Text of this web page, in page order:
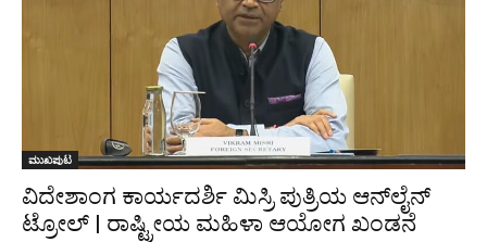
ಮುಖಪುಟ
ವಿದೇಶಾಂಗ ಕಾರ್ಯದರ್ಶಿ ಮಿಸ್ರಿ ಪುತ್ರಿಯ ಆನ್‌ಲೈನ್
ಟ್ರೋಲ್ | ರಾಷ್ಟ್ರೀಯ ಮಹಿಳಾ ಆಯೋಗ ಖಂಡನೆ